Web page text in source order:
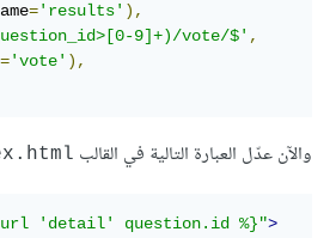
='results' ),
9]+)/vote/$' ,
='vote' ),
واﻵن عدّل العبارة التالية في القالب
url 'detail' question.id %}">